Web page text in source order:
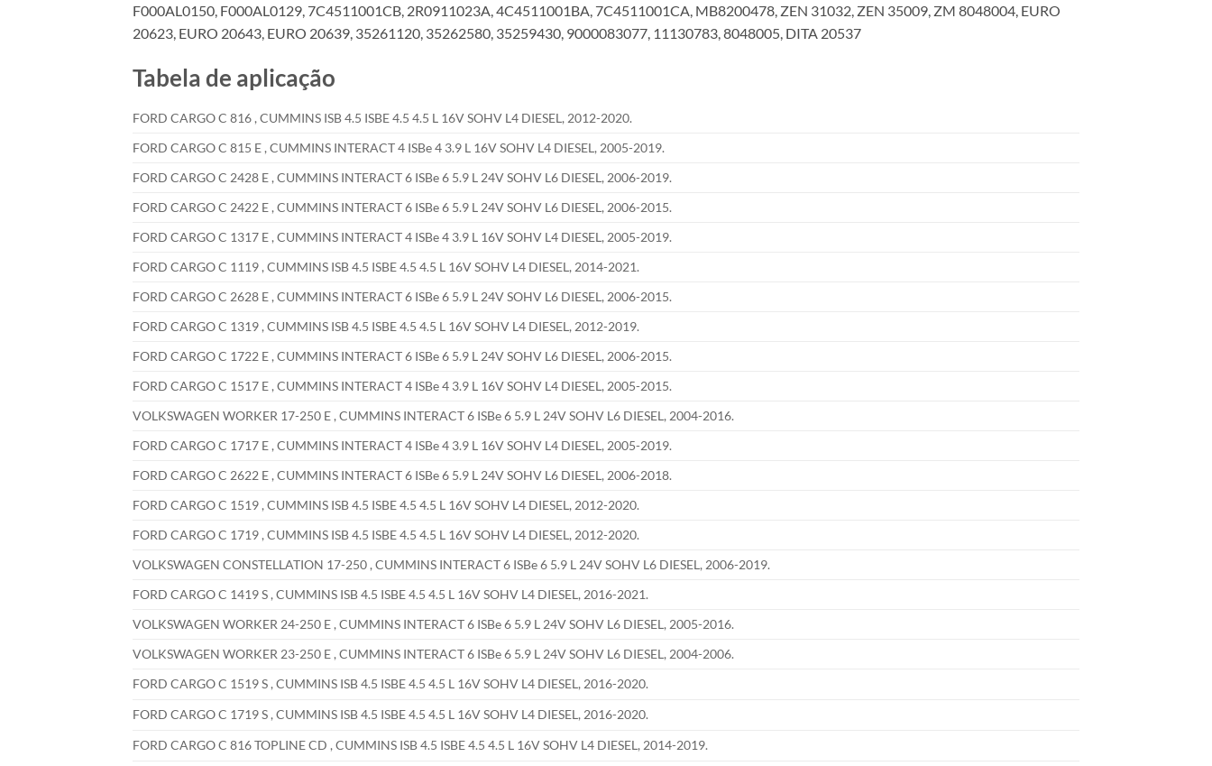
F000AL0150, F000AL0129, 7C4511001CB, 2R0911023A, 4C4511001BA, 7C4511001CA, MB8200478, ZEN 31032, ZEN 35009, ZM 8048004, EURO
20623, EURO 20643, EURO 20639, 35261120, 35262580, 35259430, 9000083077, 11130783, 8048005, DITA 20537
Tabela de aplicação
FORD CARGO C 816 , CUMMINS ISB 4.5 ISBE 4.5 4.5 L 16V SOHV L4 DIESEL, 2012-2020.
FORD CARGO C 815 E , CUMMINS INTERACT 4 ISBe 4 3.9 L 16V SOHV L4 DIESEL, 2005-2019.
FORD CARGO C 2428 E , CUMMINS INTERACT 6 ISBe 6 5.9 L 24V SOHV L6 DIESEL, 2006-2019.
FORD CARGO C 2422 E , CUMMINS INTERACT 6 ISBe 6 5.9 L 24V SOHV L6 DIESEL, 2006-2015.
FORD CARGO C 1317 E , CUMMINS INTERACT 4 ISBe 4 3.9 L 16V SOHV L4 DIESEL, 2005-2019.
FORD CARGO C 1119 , CUMMINS ISB 4.5 ISBE 4.5 4.5 L 16V SOHV L4 DIESEL, 2014-2021.
FORD CARGO C 2628 E , CUMMINS INTERACT 6 ISBe 6 5.9 L 24V SOHV L6 DIESEL, 2006-2015.
FORD CARGO C 1319 , CUMMINS ISB 4.5 ISBE 4.5 4.5 L 16V SOHV L4 DIESEL, 2012-2019.
FORD CARGO C 1722 E , CUMMINS INTERACT 6 ISBe 6 5.9 L 24V SOHV L6 DIESEL, 2006-2015.
FORD CARGO C 1517 E , CUMMINS INTERACT 4 ISBe 4 3.9 L 16V SOHV L4 DIESEL, 2005-2015.
VOLKSWAGEN WORKER 17-250 E , CUMMINS INTERACT 6 ISBe 6 5.9 L 24V SOHV L6 DIESEL, 2004-2016.
FORD CARGO C 1717 E , CUMMINS INTERACT 4 ISBe 4 3.9 L 16V SOHV L4 DIESEL, 2005-2019.
FORD CARGO C 2622 E , CUMMINS INTERACT 6 ISBe 6 5.9 L 24V SOHV L6 DIESEL, 2006-2018.
FORD CARGO C 1519 , CUMMINS ISB 4.5 ISBE 4.5 4.5 L 16V SOHV L4 DIESEL, 2012-2020.
FORD CARGO C 1719 , CUMMINS ISB 4.5 ISBE 4.5 4.5 L 16V SOHV L4 DIESEL, 2012-2020.
VOLKSWAGEN CONSTELLATION 17-250 , CUMMINS INTERACT 6 ISBe 6 5.9 L 24V SOHV L6 DIESEL, 2006-2019.
FORD CARGO C 1419 S , CUMMINS ISB 4.5 ISBE 4.5 4.5 L 16V SOHV L4 DIESEL, 2016-2021.
VOLKSWAGEN WORKER 24-250 E , CUMMINS INTERACT 6 ISBe 6 5.9 L 24V SOHV L6 DIESEL, 2005-2016.
VOLKSWAGEN WORKER 23-250 E , CUMMINS INTERACT 6 ISBe 6 5.9 L 24V SOHV L6 DIESEL, 2004-2006.
FORD CARGO C 1519 S , CUMMINS ISB 4.5 ISBE 4.5 4.5 L 16V SOHV L4 DIESEL, 2016-2020.
FORD CARGO C 1719 S , CUMMINS ISB 4.5 ISBE 4.5 4.5 L 16V SOHV L4 DIESEL, 2016-2020.
FORD CARGO C 816 TOPLINE CD , CUMMINS ISB 4.5 ISBE 4.5 4.5 L 16V SOHV L4 DIESEL, 2014-2019.